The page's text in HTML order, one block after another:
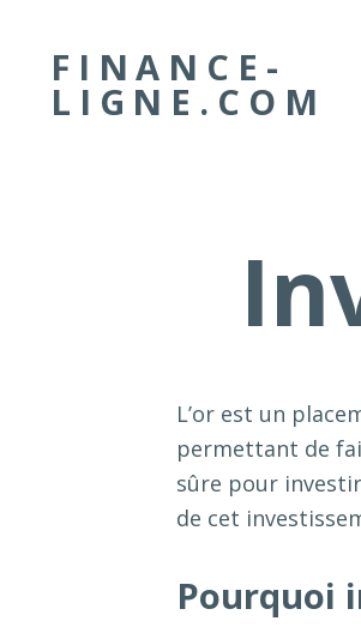
FINANCE-
LIGNE.COM
L’or est un
permettant de
sûre pour
de cet
Pourquoi